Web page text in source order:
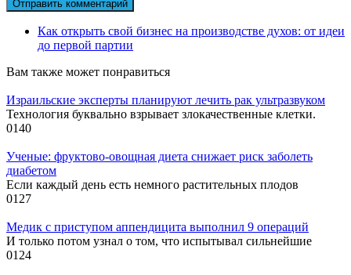
Как открыть свой бизнес на производстве духов: от идеи
до первой партии
Вам также может понравиться
Израильские эксперты планируют лечить рак ультразвуком
Технология буквально взрывает злокачественные клетки.
0140
Ученые: фруктово-овощная диета снижает риск заболеть
диабетом
Если каждый день есть немного растительных плодов
0127
Медик с приступом аппендицита выполнил 9 операций
И только потом узнал о том, что испытывал сильнейшие
0124